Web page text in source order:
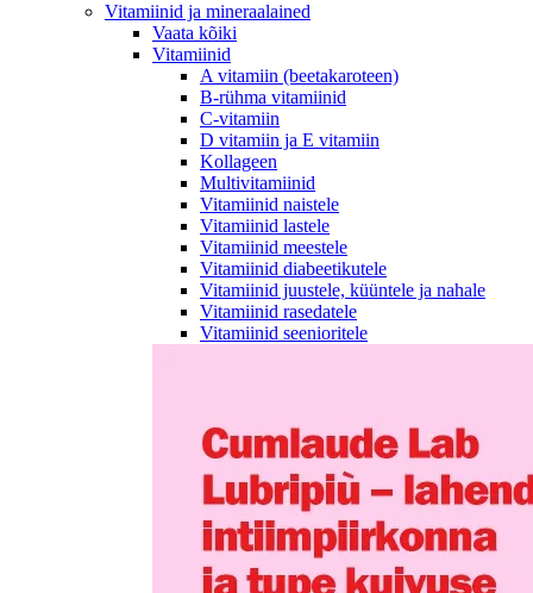
Vitamiinid ja mineraalained
Vaata kõiki
Vitamiinid
A vitamiin (beetakaroteen)
B-rühma vitamiinid
C-vitamiin
D vitamiin ja E vitamiin
Kollageen
Multivitamiinid
Vitamiinid naistele
Vitamiinid lastele
Vitamiinid meestele
Vitamiinid diabeetikutele
Vitamiinid juustele, küüntele ja nahale
Vitamiinid rasedatele
Vitamiinid seenioritele